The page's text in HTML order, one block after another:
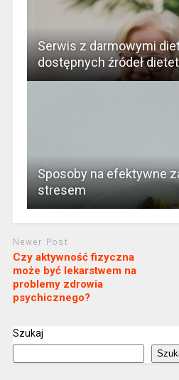
Serwis z darmowymi
dostępnych źródeł
Sposoby na efektywne
stresem
Newer Post
Czy aktywność fizyczna
może być lekarstwem na
problemy zdrowia
psychicznego?
Szukaj